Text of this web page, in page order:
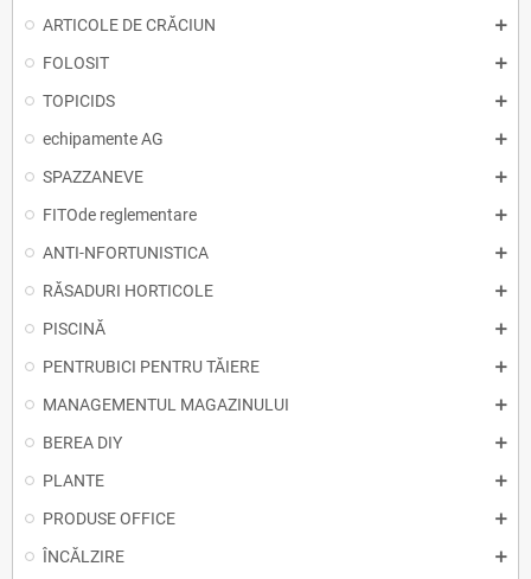
ARTICOLE DE CRĂCIUN
FOLOSIT
TOPICIDS
echipamente AG
SPAZZANEVE
FITOde reglementare
ANTI-NFORTUNISTICA
RĂSADURI HORTICOLE
PISCINĂ
PENTRUBICI PENTRU TĂIERE
MANAGEMENTUL MAGAZINULUI
BEREA DIY
PLANTE
PRODUSE OFFICE
ÎNCĂLZIRE